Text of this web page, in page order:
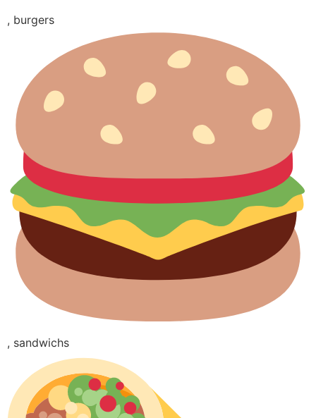
, burgers
, sandwichs